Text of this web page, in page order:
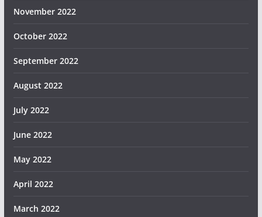
November 2022
October 2022
September 2022
August 2022
July 2022
June 2022
May 2022
April 2022
March 2022